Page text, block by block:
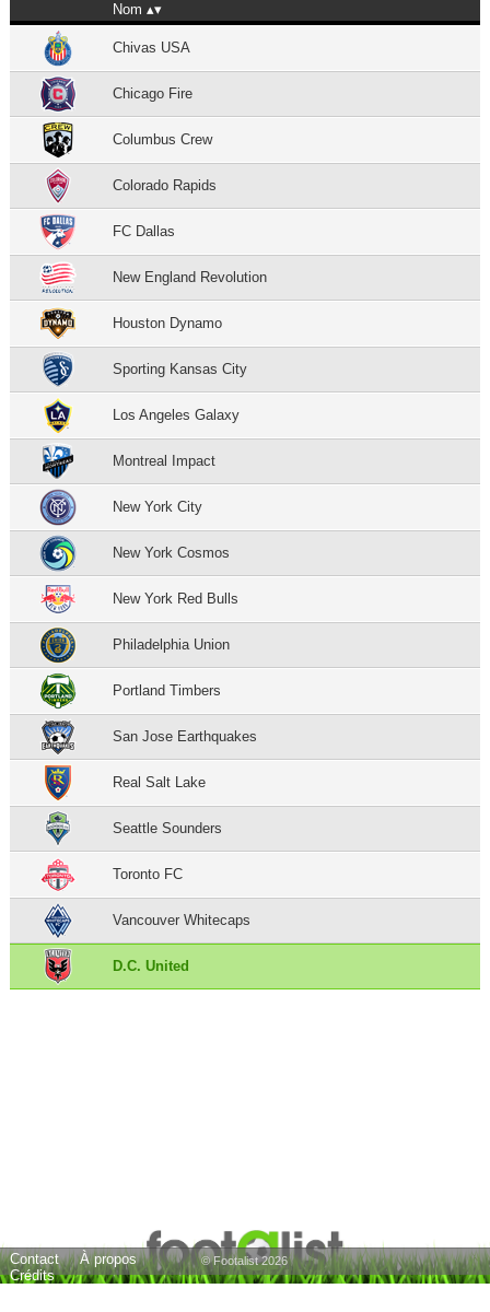
Nom
Chivas USA
Chicago Fire
Columbus Crew
Colorado Rapids
FC Dallas
New England Revolution
Houston Dynamo
Sporting Kansas City
Los Angeles Galaxy
Montreal Impact
New York City
New York Cosmos
New York Red Bulls
Philadelphia Union
Portland Timbers
San Jose Earthquakes
Real Salt Lake
Seattle Sounders
Toronto FC
Vancouver Whitecaps
D.C. United
Contact
À propos
Crédits
© Footalist 2026